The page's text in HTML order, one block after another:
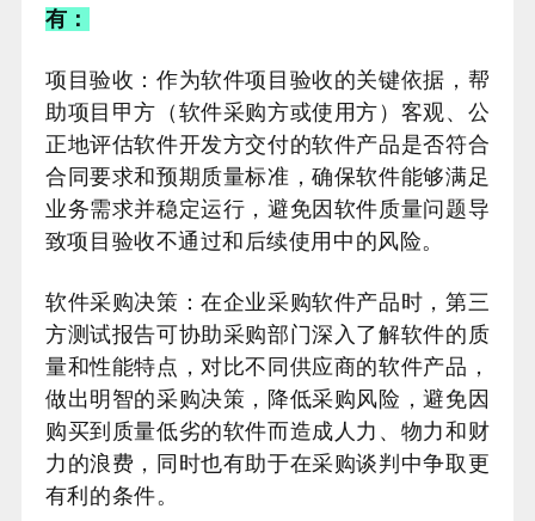
有：
项目验收：作为软件项目验收的关键依据，帮
助项目甲方（软件采购方或使用方）客观、公
正地评估软件开发方交付的软件产品是否符合
合同要求和预期质量标准，确保软件能够满足
业务需求并稳定运行，避免因软件质量问题导
致项目验收不通过和后续使用中的风险。
软件采购决策：在企业采购软件产品时，第三
方测试报告可协助采购部门深入了解软件的质
量和性能特点，对比不同供应商的软件产品，
做出明智的采购决策，降低采购风险，避免因
购买到质量低劣的软件而造成人力、物力和财
力的浪费，同时也有助于在采购谈判中争取更
有利的条件。